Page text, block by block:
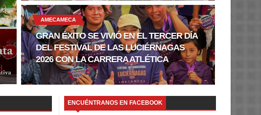
AMECAMECA
GRAN ÉXITO SE VIVIÓ EN EL TERCER DÍA
DEL FESTIVAL DE LAS LUCIÉRNAGAS
2026 CON LA CARRERA ATLÉTICA
ENCUÉNTRANOS EN FACEBOOK